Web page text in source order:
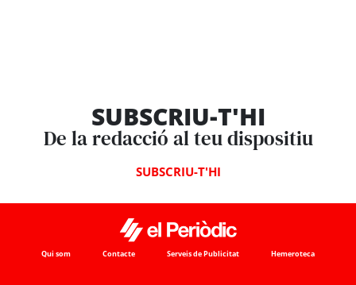
SUBSCRIU-T'HI
De la redacció al teu dispositiu
SUBSCRIU-T'HI
Qui som Contacte Serveis de Publicitat Hemeroteca